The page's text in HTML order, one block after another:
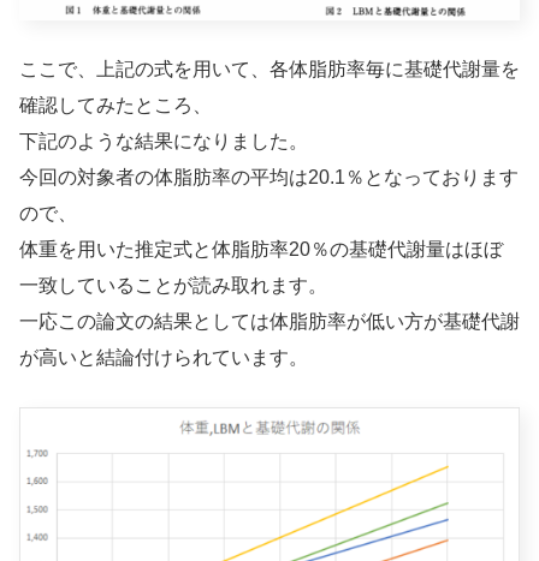
ここで、上記の式を用いて、各体脂肪率毎に基礎代謝量を
確認してみたところ、
下記のような結果になりました。
今回の対象者の体脂肪率の平均は20.1％となっております
ので、
体重を用いた推定式と体脂肪率20％の基礎代謝量はほぼ
一致していることが読み取れます。
一応この論文の結果としては体脂肪率が低い方が基礎代謝
が高いと結論付けられています。